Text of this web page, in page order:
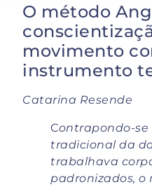
O método
movimento
instrumento
Catarina Resende
Contrapondo-se
tradicional da
trabalhava
padronizados, o